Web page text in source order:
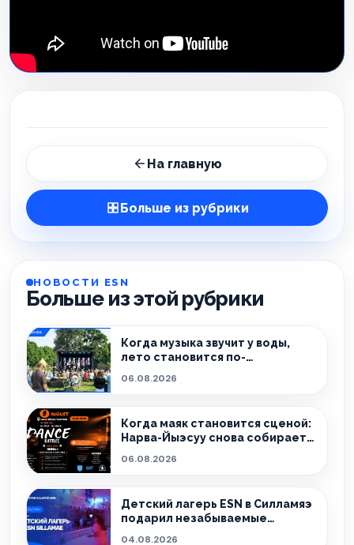
На главную
Больше из рубрики
НОВОСТИ ESN
Больше из этой рубрики
Когда музыка звучит у воды,
лето становится по-
06.08.2026
Когда маяк становится сценой:
Нарва-Йыэсуу снова собирает
06.08.2026
Детский лагерь ESN в Силламяэ
подарил незабываемые
04.08.2026